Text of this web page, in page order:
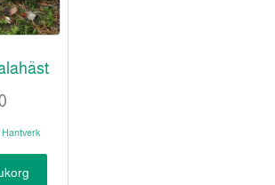
Hantverk